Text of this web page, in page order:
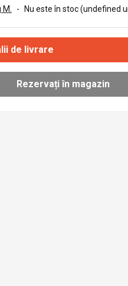
M.
- Nu este în stoc (undefined
de livrare
Rezervați în magazin